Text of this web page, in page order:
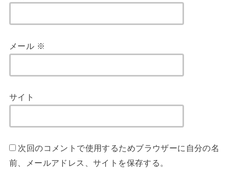
メール ※
サイト
次回のコメントで使用するためブラウザーに自分の名
前、メールアドレス、サイトを保存する。